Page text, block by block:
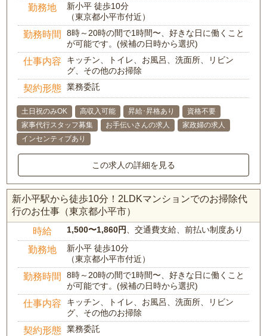
勤務地
新小平 徒歩10分
（東京都小平市付近）
勤務時間
8時～20時の間で1時間〜、好きな日に働くこと
が可能です。(候補の日時から選択)
仕事内容
キッチン、トイレ、お風呂、洗面所、リビン
グ、その他のお掃除
契約形態 業務委託
土日祝のみOK 高収入可能 昇給･昇格あり
資格不要
家事代行スタッフ募集
お手伝いさんの求人
家政婦の求人
インセンティブあり
この求人の詳細を見る
新小平駅から徒歩10分！2LDKマンションでのお掃除代
行のお仕事（東京都小平市）
時給 1,500〜1,860円 、交通費支給、前払い制度あり
勤務地
新小平 徒歩10分
（東京都小平市付近）
勤務時間
8時～20時の間で1時間〜、好きな日に働くこと
が可能です。(候補の日時から選択)
仕事内容
キッチン、トイレ、お風呂、洗面所、リビン
グ、その他のお掃除
契約形態 業務委託